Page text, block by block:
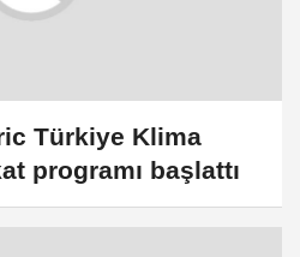
Türkiye Klima
programı başlattı